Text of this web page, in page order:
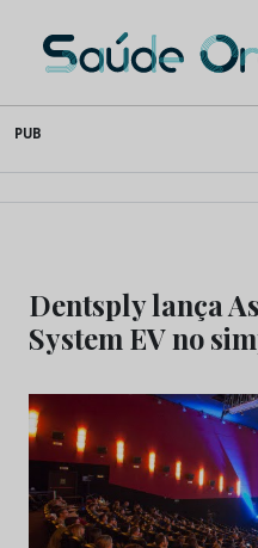
to
content
Saúde Oral
PUB
Dentsply lança
System EV no